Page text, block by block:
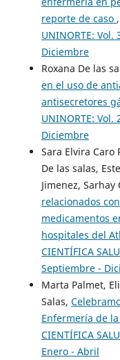
reporte de caso ,
UNINORTE:
Diciembre
Roxana De las
en el uso de
antisecretores
UNINORTE:
Diciembre
Sara Elvira Caro
De las salas,
Jimenez,
relacionados
medicamentos
hospitales del
CIENTÍFICA
Septiembre -
Marta Palmet,
Salas,
Enfermería de
CIENTÍFICA
Enero - Abril